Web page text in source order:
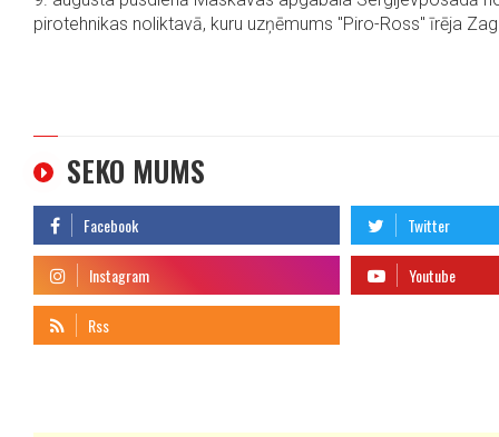
pirotehnikas noliktavā, kuru uzņēmums "Piro-Ross" īrēja
SEKO MUMS